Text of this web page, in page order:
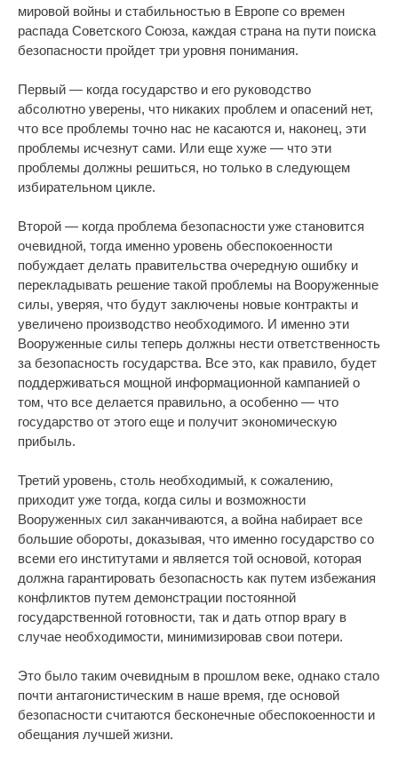
мировой войны и стабильностью в Европе со времен
распада Советского Союза, каждая страна на пути поиска
безопасности пройдет три уровня понимания.
Первый — когда государство и его руководство
абсолютно уверены, что никаких проблем и опасений нет,
что все проблемы точно нас не касаются и, наконец, эти
проблемы исчезнут сами. Или еще хуже — что эти
проблемы должны решиться, но только в следующем
избирательном цикле.
Второй — когда проблема безопасности уже становится
очевидной, тогда именно уровень обеспокоенности
побуждает делать правительства очередную ошибку и
перекладывать решение такой проблемы на Вооруженные
силы, уверяя, что будут заключены новые контракты и
увеличено производство необходимого. И именно эти
Вооруженные силы теперь должны нести ответственность
за безопасность государства. Все это, как правило, будет
поддерживаться мощной информационной кампанией о
том, что все делается правильно, а особенно — что
государство от этого еще и получит экономическую
прибыль.
Третий уровень, столь необходимый, к сожалению,
приходит уже тогда, когда силы и возможности
Вооруженных сил заканчиваются, а война набирает все
большие обороты, доказывая, что именно государство со
всеми его институтами и является той основой, которая
должна гарантировать безопасность как путем избежания
конфликтов путем демонстрации постоянной
государственной готовности, так и дать отпор врагу в
случае необходимости, минимизировав свои потери.
Это было таким очевидным в прошлом веке, однако стало
почти антагонистическим в наше время, где основой
безопасности считаются бесконечные обеспокоенности и
обещания лучшей жизни.